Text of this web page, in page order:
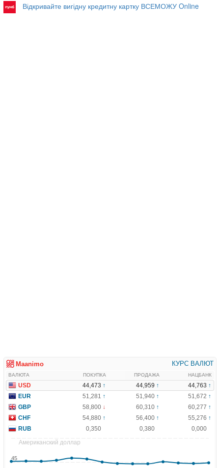
Відкривайте вигідну кредитну картку ВСЕМОЖУ Online